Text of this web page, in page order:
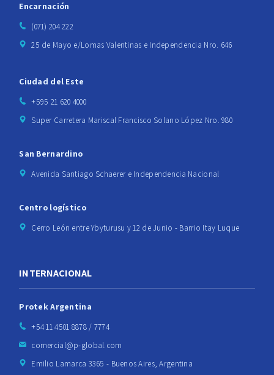
Encarnación
(071) 204 222
25 de Mayo e/Lomas Valentinas e Independencia Nro. 646
Ciudad del Este
+595 21 620 4000
Super Carretera Mariscal Francisco Solano López Nro. 980
San Bernardino
Avenida Santiago Schaerer e Independencia Nacional
Centro logístico
Cerro León entre Ybyturusu y 12 de Junio - Barrio Itay Luque
INTERNACIONAL
Protek Argentina
+54 11 4501 8878 / 7774
comercial@p-global.com
Emilio Lamarca 3365 - Buenos Aires, Argentina